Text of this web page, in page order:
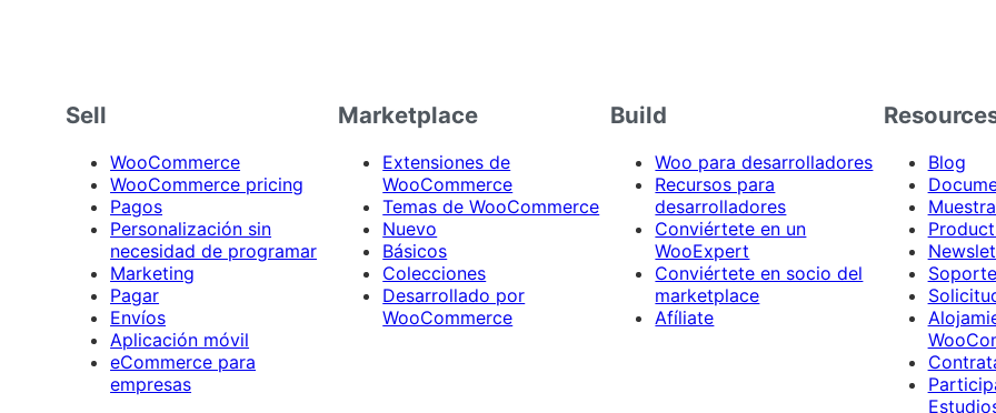
Sell
WooCommerce
WooCommerce pricing
Pagos
Personalización sin
necesidad de programar
Marketing
Pagar
Envíos
Aplicación móvil
eCommerce para
empresas
Marketplace
Extensiones de
WooCommerce
Temas de WooCommerce
Nuevo
Básicos
Colecciones
Desarrollado por
WooCommerce
Build
Woo para desarrolladores
Recursos para
desarrolladores
Conviértete en un
WooExpert
Conviértete en socio del
marketplace
Afíliate
Blog
Soporte